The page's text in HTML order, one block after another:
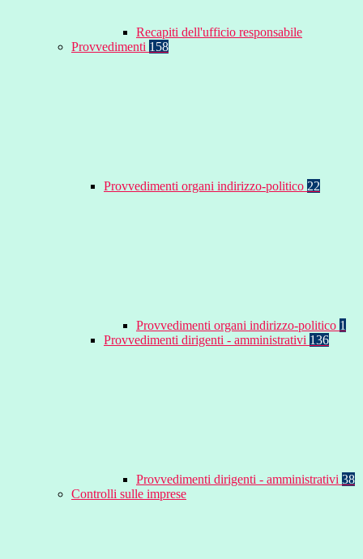
Recapiti dell'ufficio responsabile
Provvedimenti 158
Provvedimenti organi indirizzo-politico 22
Provvedimenti organi indirizzo-politico 1
Provvedimenti dirigenti - amministrativi 136
Provvedimenti dirigenti - amministrativi 38
Controlli sulle imprese